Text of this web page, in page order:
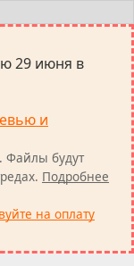
29 июня в
и
Файлы будут
Подробнее
на оплату